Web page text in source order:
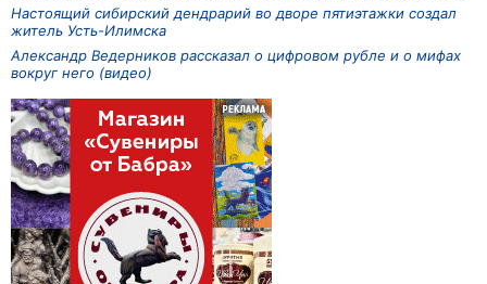
Настоящий сибирский дендрарий во дворе пятиэтажки создал
житель Усть-Илимска
Александр Ведерников рассказал о цифровом рубле и о мифах
вокруг него (видео)